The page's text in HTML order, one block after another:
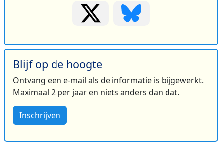
Blijf op de hoogte
Ontvang een e-mail als de informatie is bijgewerkt.
Maximaal 2 per jaar en niets anders dan dat.
Inschrijven